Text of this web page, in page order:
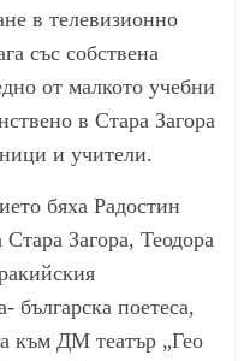
в телевизионно
със собствена
от малкото учебни
в Стара Загора
и учители.
бяха Радостин
Загора, Теодора
българска поетеса,
към ДМ театър „Гео